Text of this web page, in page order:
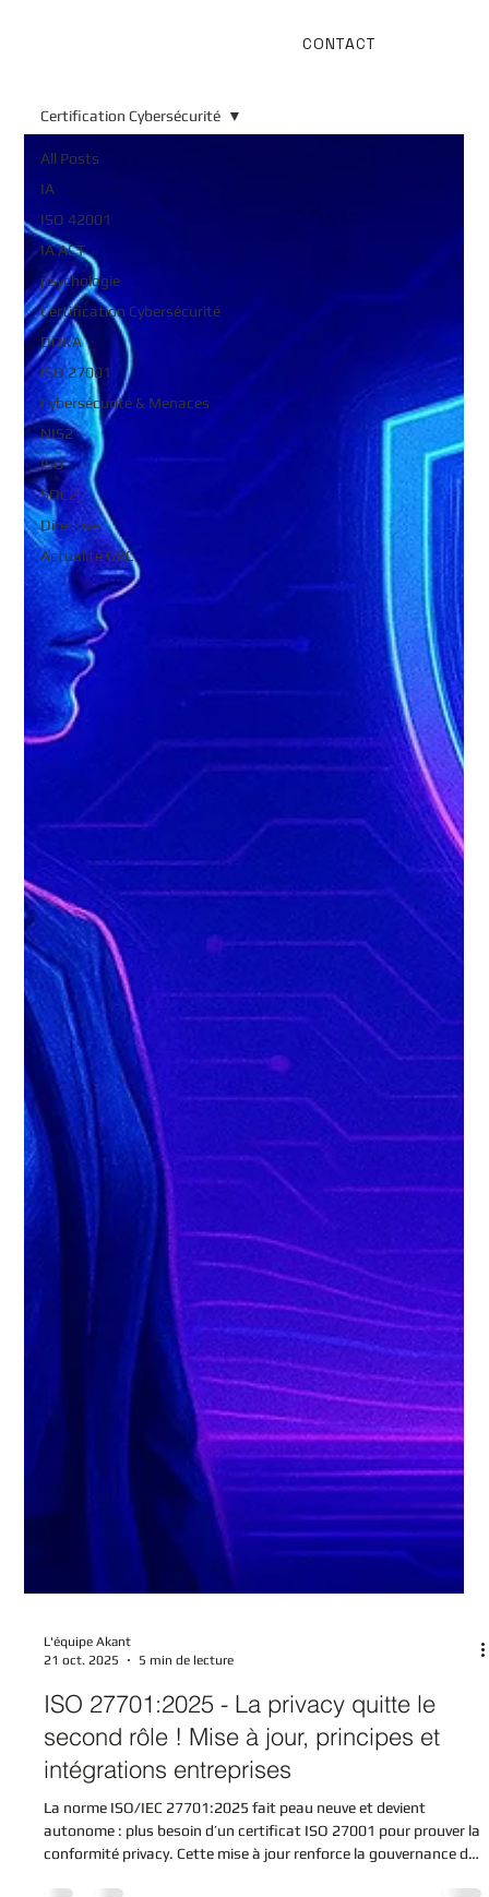
CONTACT
All Posts
IA
ISO 42001
IA ACT
psychologie
Certification Cybersécurité
DORA
ISO 27001
Cybersécurité & Menaces
NIS2
ISO
SOC2
Directive
Actualité GRC
Certification Cybersécurité
L'équipe Akant
21 oct. 2025
5 min de lecture
ISO 27701:2025 - La privacy quitte le
second rôle ! Mise à jour, principes et
intégrations entreprises
La norme ISO/IEC 27701:2025 fait peau neuve et devient
autonome : plus besoin d’un certificat ISO 27001 pour prouver la